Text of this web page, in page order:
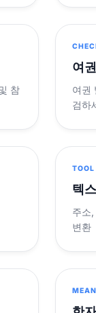
참
여
여권
검하
TOOL
텍
주소
변환